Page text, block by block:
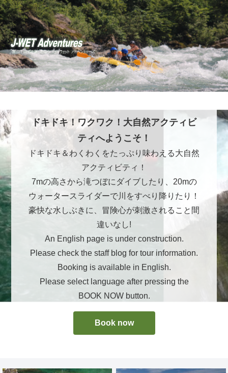
ドキドキ！ワクワク！大自然アクティビ
ティへようこそ！
ドキドキ＆わくわくをたっぷり味わえる大自然
アクティビティ！
7mの高さから滝つぼにダイブしたり、20mの
ウォータースライダーで川をすべり降りたり！
豪快な水しぶきに、冒険心が刺激されること間
違いなし!
An English page is under construction.
Please check the staff blog for tour information.
Booking is available in English.
Please select language after pressing the
BOOK NOW button.
Book now